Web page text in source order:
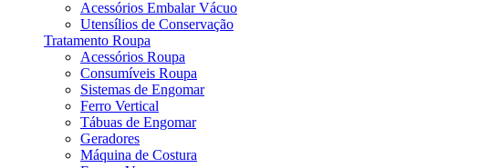
Acessórios Embalar Vácuo
Utensílios de Conservação
Tratamento Roupa
Acessórios Roupa
Consumíveis Roupa
Sistemas de Engomar
Ferro Vertical
Tábuas de Engomar
Geradores
Máquina de Costura